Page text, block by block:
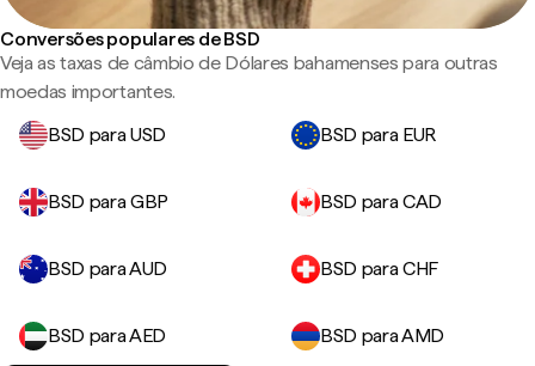
Conversões populares de BSD
Veja as taxas de câmbio de Dólares bahamenses para outras
moedas importantes.
BSD para USD
BSD para EUR
BSD para GBP BSD para CAD
BSD para AUD BSD para CHF
BSD para AED
BSD para AMD